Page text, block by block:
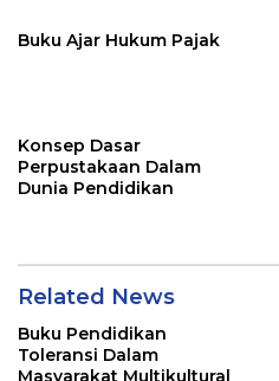
Buku Ajar Hukum Pajak
Konsep Dasar
Perpustakaan Dalam
Dunia Pendidikan
Related News
Buku Pendidikan
Toleransi Dalam
Masyarakat Multikultural